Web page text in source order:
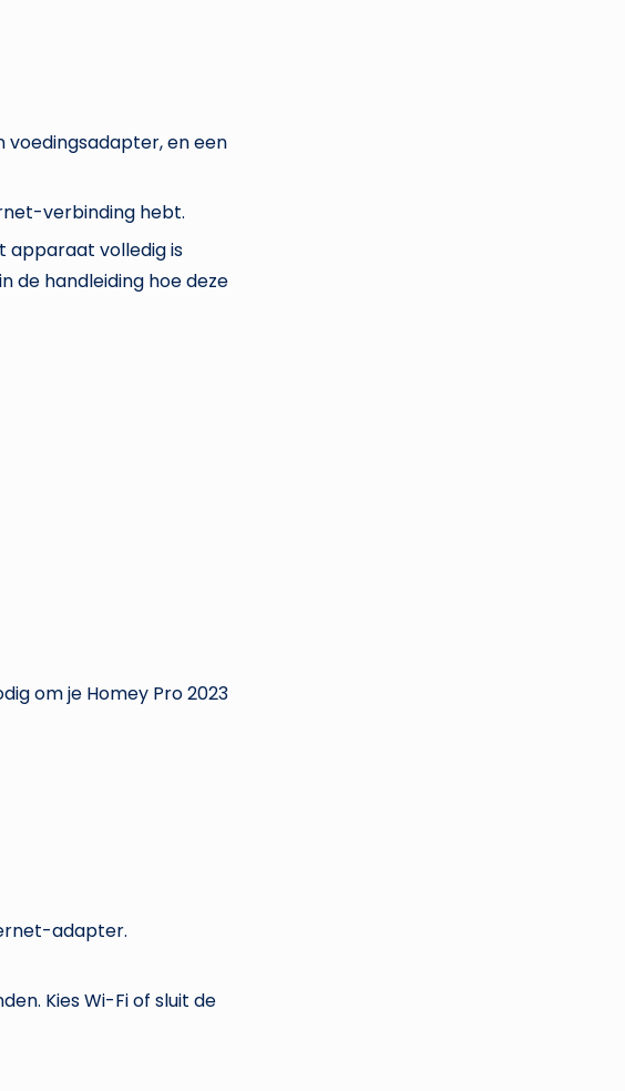
voedingsadapter, en een
verbinding hebt.
volledig is
de handleiding hoe deze
om je Homey Pro 2023
adapter.
Kies Wi-Fi of sluit de